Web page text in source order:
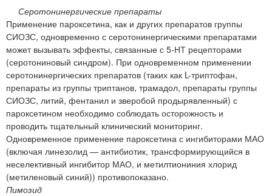
Серотонинергические препараты
Применение пароксетина, как и других препаратов группы
СИОЗС, одновременно с серотонинергическими препаратами
может вызывать эффекты, связанные с 5-НТ рецепторами
(серотониновый синдром). При одновременном применении
серотонинергических препаратов (таких как L-триптофан,
препараты из группы триптанов, трамадол, препараты группы
СИОЗС, литий, фентанил и зверобой продырявленный) с
пароксетином необходимо соблюдать осторожность и
проводить тщательный клинический мониторинг.
Одновременное применение пароксетина с ингибиторами МАО
(включая линезолид — антибиотик, трансформирующийся в
неселективный ингибитор МАО, и метилтиониния хлорид
(метиленовый синий)) противопоказано.
Пимозид